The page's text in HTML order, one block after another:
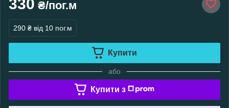
330 ₴/пог.м
290 ₴ від 10 пог.м
Купити
або
Купити з